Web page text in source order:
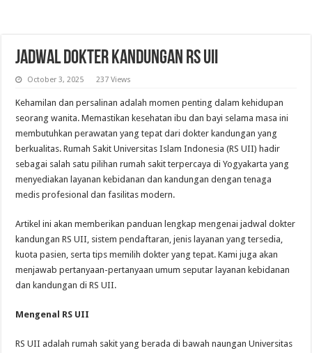
Jadwal Dokter Kandungan RS UII
October 3, 2025 237 Views
Kehamilan dan persalinan adalah momen penting dalam kehidupan
seorang wanita. Memastikan kesehatan ibu dan bayi selama masa ini
membutuhkan perawatan yang tepat dari dokter kandungan yang
berkualitas. Rumah Sakit Universitas Islam Indonesia (RS UII) hadir
sebagai salah satu pilihan rumah sakit terpercaya di Yogyakarta yang
menyediakan layanan kebidanan dan kandungan dengan tenaga
medis profesional dan fasilitas modern.
Artikel ini akan memberikan panduan lengkap mengenai jadwal dokter
kandungan RS UII, sistem pendaftaran, jenis layanan yang tersedia,
kuota pasien, serta tips memilih dokter yang tepat. Kami juga akan
menjawab pertanyaan-pertanyaan umum seputar layanan kebidanan
dan kandungan di RS UII.
Mengenal RS UII
RS UII adalah rumah sakit yang berada di bawah naungan Universitas